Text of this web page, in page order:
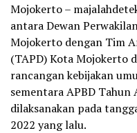
Mojokerto –
antara Dewan
Mojokerto dengan Tim
(TAPD) Kota Mojokerto
rancangan kebijakan
sementara APBD
dilaksanakan pada
2022 yang lalu.